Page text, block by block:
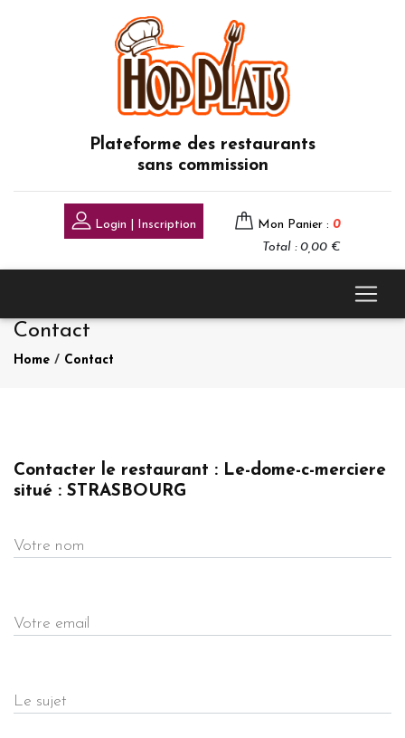
Plateforme des restaurants
sans commission
Login | Inscription Mon Panier : 0
Total : 0,00 €
Contact
Home / Contact
Contacter le restaurant : Le-dome-c-merciere
situé : STRASBOURG
Votre nom
Votre email
Le sujet